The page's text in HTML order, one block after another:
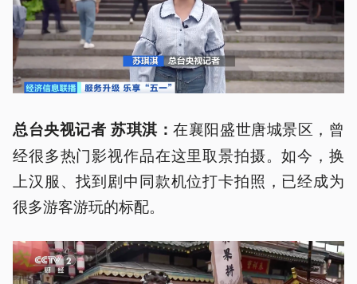
总台央视记者 苏琪淇：在襄阳盛世唐城景区，曾
经很多热门影视作品在这里取景拍摄。如今，换
上汉服、找到剧中同款机位打卡拍照，已经成为
很多游客游玩的标配。